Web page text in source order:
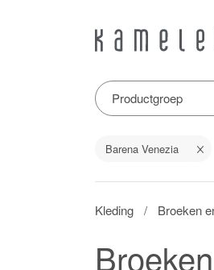
Productgroep
Barena Venezia
Kleding Broeken